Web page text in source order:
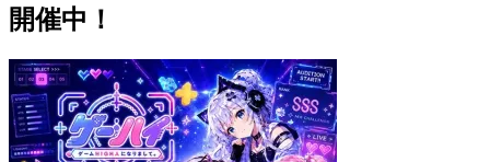
開催中！